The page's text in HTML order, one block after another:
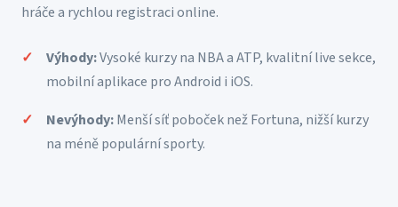
hráče a rychlou registraci online.
Výhody:Vysoké kurzy na NBA a ATP, kvalitní live sekce,
mobilní aplikace pro Android i iOS.
Nevýhody:Menší síť poboček než Fortuna, nižší kurzy
na méně populární sporty.